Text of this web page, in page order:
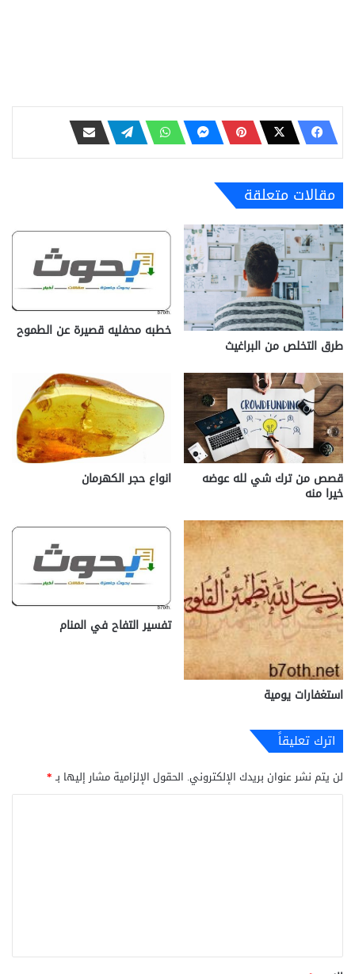
مقالات متعلقة
طرق التخلص من البراغيث
خطبه محفليه قصيرة عن الطموح
قصص من ترك شي لله عوضه
خيرا منه
انواع حجر الكهرمان
استغفارات يومية
تفسير التفاح في المنام
اترك تعليقاً
لن يتم نشر عنوان بريدك الإلكتروني. الحقول الإلزامية مشار إليها بـ*